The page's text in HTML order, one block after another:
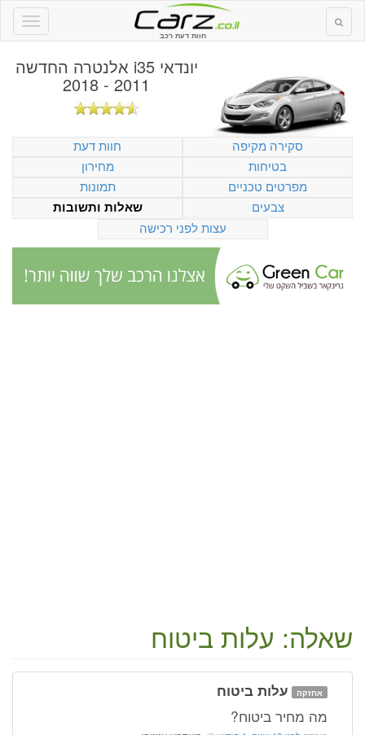
חוות דעת רכב
יונדאי i35 אלנטרה החדשה
2011 - 2018
סקירה מקיפה
חוות דעת
בטיחות
מחירון
מפרטים טכניים
תמונות
צבעים
שאלות ותשובות
עצות לפני רכישה
שאלה: עלות ביטוח
אחזקה עלות ביטוח
מה מחיר ביטוח?